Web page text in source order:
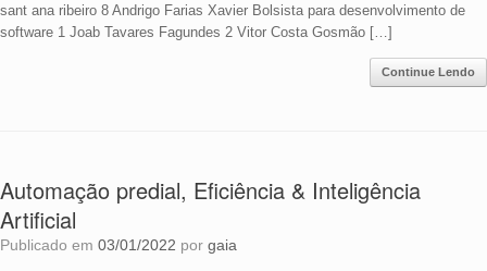
sant ana ribeiro 8 Andrigo Farias Xavier Bolsista para desenvolvimento de
software 1 Joab Tavares Fagundes 2 Vitor Costa Gosmão […]
Continue Lendo
Automação predial, Eficiência & Inteligência
Artificial
Publicado em 03/01/2022 por gaia